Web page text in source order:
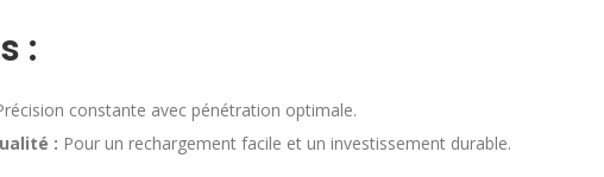
:
constante avec pénétration optimale.
: Pour un rechargement facile et un investissement durable.